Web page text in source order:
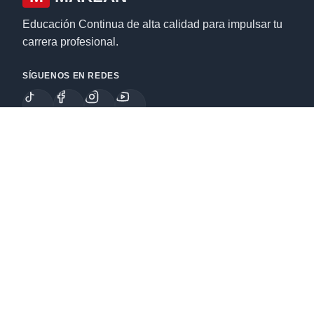
Educación Continua de alta calidad para impulsar tu
carrera profesional.
SÍGUENOS EN REDES